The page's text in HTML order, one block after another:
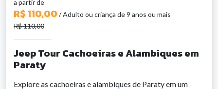
a partir de
R$ 110,00 / Adulto ou criança de 9 anos ou mais
R$ 110,00
Jeep Tour Cachoeiras e Alambiques em
Paraty
Explore as cachoeiras e alambiques de Paraty em um